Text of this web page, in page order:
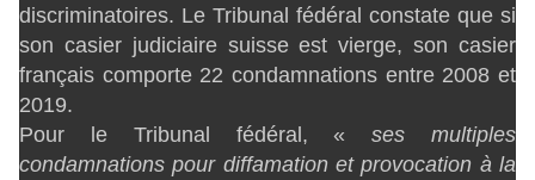
discriminatoires. Le Tribunal fédéral constate que si
son casier judiciaire suisse est vierge, son casier
français comporte 22 condamnations entre 2008 et
2019.
Pour le Tribunal fédéral, «ses multiples
condamnations pour diffamation et provocation à la